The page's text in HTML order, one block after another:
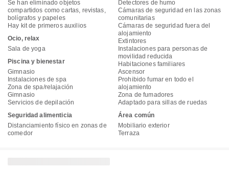
Se han eliminado objetos
compartidos como cartas, revistas,
bolígrafos y papeles
Hay kit de primeros auxilios
Ocio, relax
Sala de yoga
Piscina y bienestar
Gimnasio
Instalaciones de spa
Zona de spa/relajación
Gimnasio
Servicios de depilación
Seguridad alimenticia
Distanciamiento físico en zonas de
comedor
Detectores de humo
Cámaras de seguridad en las zonas
comunitarias
Cámaras de seguridad fuera del
alojamiento
Extintores
Instalaciones para personas de
movilidad reducida
Habitaciones familiares
Ascensor
Prohibido fumar en todo el
alojamiento
Zona de fumadores
Adaptado para sillas de ruedas
Área común
Mobiliario exterior
Terraza